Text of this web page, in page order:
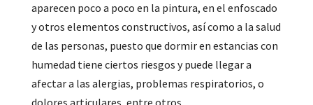
aparecen poco a poco en la pintura, en el enfoscado
y otros elementos constructivos, así como a la salud
de las personas, puesto que dormir en estancias con
humedad tiene ciertos riesgos y puede llegar a
afectar a las alergias, problemas respiratorios, o